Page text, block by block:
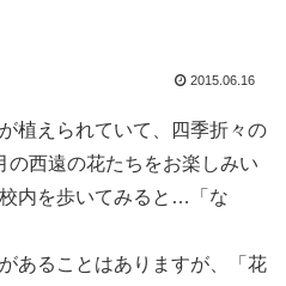
2015.06.16
植えられていて、四季折々の
の西遠の花たちをお楽しみい
内を歩いてみると…「な
あることはありますが、「花